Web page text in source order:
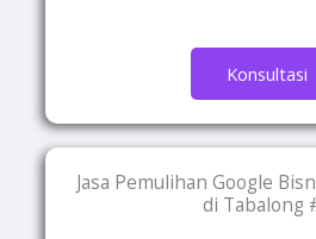
Konsultasi
Jasa Pemulihan Google
di Tabalong